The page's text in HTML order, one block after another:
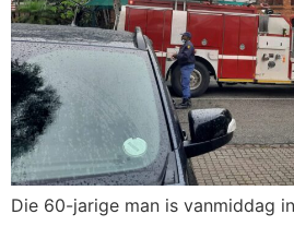
Die 60-jarige man is vanmiddag